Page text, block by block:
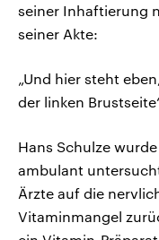
seiner Inhaftierung
seiner Akte:
„Und hier steht
der linken
Hans Schulze
ambulant
Ärzte auf die
Vitaminmangel